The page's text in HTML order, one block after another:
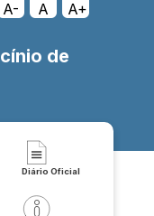
A- A A+
de
Diário Oficial